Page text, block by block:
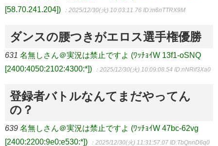
[58.70.241.204])
：2025/12/30(火) 10:03:11.76 ID:m6nTTRX9M
ダンスの腰つきがエロス選手権優勝
631 名無しさん＠実況は禁止ですよ (ﾜｯﾁｮｲW 13f1-oSNQ
[2400:4050:2102:4300:*])
：2025/12/30(火) 10:09:08.54 ID:nNRif3Xa0
登録者バトルなんてまだやってん
の？
639 名無しさん＠実況は禁止ですよ (ﾜｯﾁｮｲW 47bc-62vg
[2400:2200:9e0:e530:*])
：2025/12/30(火) 11:31:57.07 ID:TbQnnD6q0